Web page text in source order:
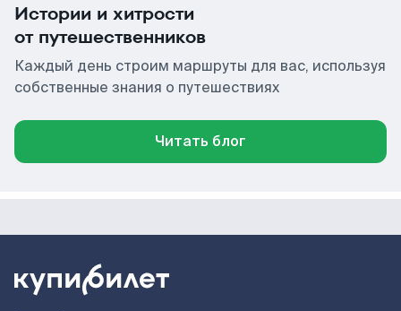
Истории и хитрости
от путешественников
Каждый день строим маршруты для вас, используя
собственные знания о путешествиях
Читать блог